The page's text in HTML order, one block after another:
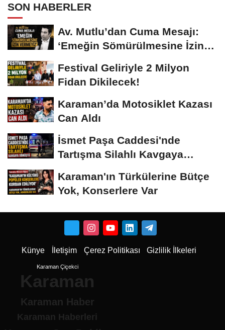
SON HABERLER
Av. Mutlu’dan Cuma Mesajı:
‘Emeğin Sömürülmesine İzin
Festival Geliriyle 2 Milyon
Fidan Dikilecek!
Karaman’da Motosiklet Kazası
Can Aldı
İsmet Paşa Caddesi'nde
Tartışma Silahlı Kavgaya
Karaman'ın Türkülerine Bütçe
Yok, Konserlere Var
Künye İletişim Çerez Politikası Gizlilik İlkeleri
Karaman Çiçekci
Karaman
Karaman Haber
Karaman Haberleri